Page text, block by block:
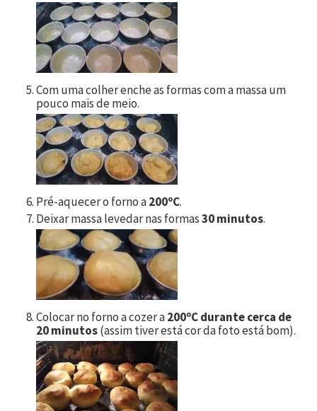
Com uma colher enche as formas com a massa um
pouco mais de meio.
Pré-aquecer o forno a200ºC.
Deixar massa levedar nas formas30 minutos.
Colocar no forno a cozer a200ºC durante cerca de
20 minutos(assim tiver está cor da foto está bom).